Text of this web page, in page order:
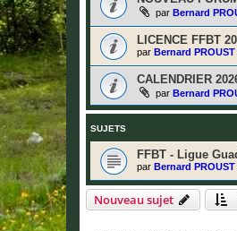
par Bernard
LICENCE FFBT
par Bernard PROUST
CALENDRIER
par Bernard
SUJETS
FFBT - Ligue
par Bernard PROUST
Nouveau sujet